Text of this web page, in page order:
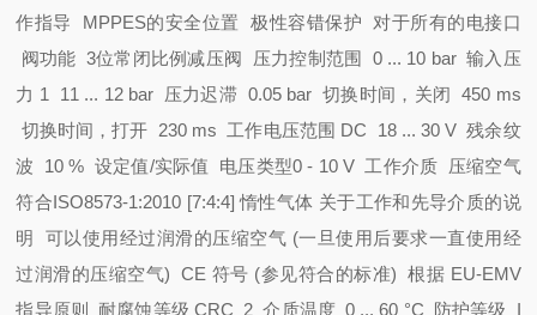
作指导 MPPES的安全位置 极性容错保护 对于所有的电接口
阀功能 3位常闭比例减压阀 压力控制范围 0 ... 10 bar输入压
力 1 11 ... 12 bar 压力迟滞 0.05 bar 切换时间，关闭 450 ms
切换时间，打开 230 ms 工作电压范围 DC 18 ... 30 V残余纹
波 10 % 设定值/实际值 电压类型0 - 10 V 工作介质 压缩空气
符合ISO8573-1:2010 [7:4:4]惰性气体 关于工作和先导介质的说
明 可以使用经过润滑的压缩空气 (一旦使用后要求一直使用经
过润滑的压缩空气)CE 符号 (参见符合的标准) 根据 EU-EMV
指导原则 耐腐蚀等级 CRC 2介质温度 0 ... 60 °C 防护等级 I